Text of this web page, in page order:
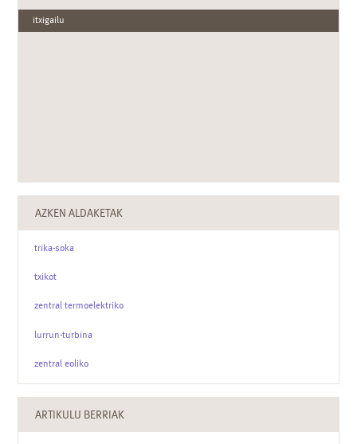
itxigailu
AZKEN ALDAKETAK
trika-soka
txikot
zentral termoelektriko
lurrun-turbina
zentral eoliko
ARTIKULU BERRIAK